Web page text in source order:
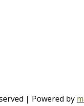
| Powered by